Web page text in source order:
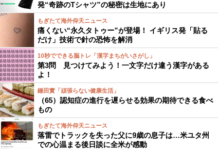
発“奇跡のTシャツ”の秘密は生地にあり
もぎたて海外仰天ニュース
痛くない“永久タトゥー”が登場！ イギリス発「貼る
だけ」技術で針の恐怖を解消
10秒でできる脳トレ「漢字まちがいさがし」
第3問 見つけてみよう！一文字だけ違う漢字がある
よ！
鎌田實「頑張らない健康生活」
（65）認知症の進行を遅らせる効果の期待できる食べ
もの
もぎたて海外仰天ニュース
落雷でトラックを失った父に9歳の息子は…米ユタ州
での心温まる後日談に全米が感動